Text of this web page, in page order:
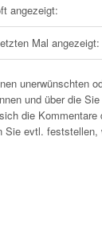
angezeigt:
Mal angezeigt:
unerwünschten
und über die
die
Sie evtl. feststellen,